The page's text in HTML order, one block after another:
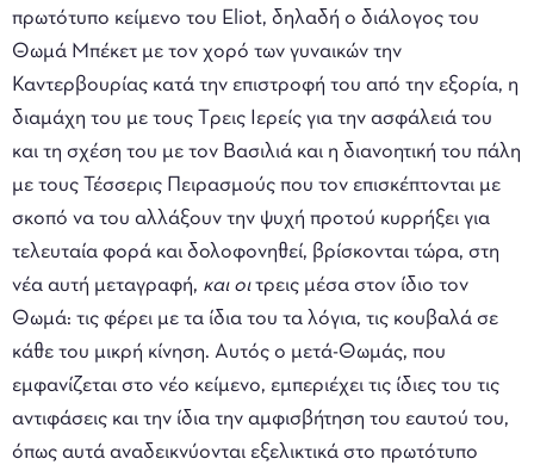
πρωτότυπο κείμενο του Eliot, δηλαδή o διάλογος του
Θωμά Μπέκετ με τον χορό των γυναικών την
Καντερβουρίας κατά την επιστροφή του από την εξορία, η
διαμάχη του με τους Tρεις Iερείς για την ασφάλειά του
και τη σχέση του με τον Βασιλιά και η διανοητική του πάλη
με τους Τέσσερις Πειρασμούς που τον επισκέπτονται με
σκοπό να του αλλάξουν την ψυχή προτού κυρρήξει για
τελευταία φορά και δολοφονηθεί, βρίσκονται τώρα, στη
νέα αυτή μεταγραφή, και οιτρεις μέσα στον ίδιο τον
Θωμά: τις φέρει με τα ίδια του τα λόγια, τις κουβαλά σε
κάθε του μικρή κίνηση. Αυτός ο μετά-Θωμάς, που
εμφανίζεται στο νέο κείμενο, εμπεριέχει τις ίδιες του τις
αντιφάσεις και την ίδια την αμφισβήτηση του εαυτού του,
όπως αυτά αναδεικνύονται εξελικτικά στο πρωτότυπο